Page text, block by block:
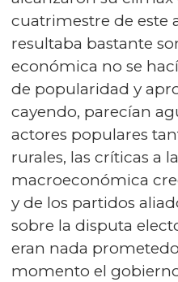
cuatrimestre de este
resultaba bastante
económica no se
de popularidad y
cayendo, parecían
actores populares
rurales, las críticas a
macroeconómica
y de los partidos
sobre la disputa
eran nada
momento el